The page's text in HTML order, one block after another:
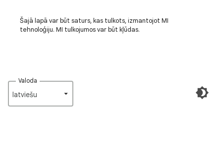
Šajā lapā var būt saturs, kas tulkots, izmantojot MI
tehnoloģiju. MI tulkojumos var būt kļūdas.
Valoda
latviešu‎